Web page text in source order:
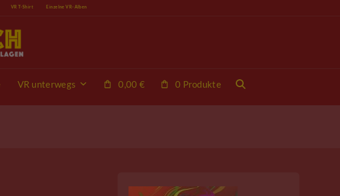
VR T-Shirt Einzelne VR-Alben
VR unterwegs 0,00 € 0 Produkte